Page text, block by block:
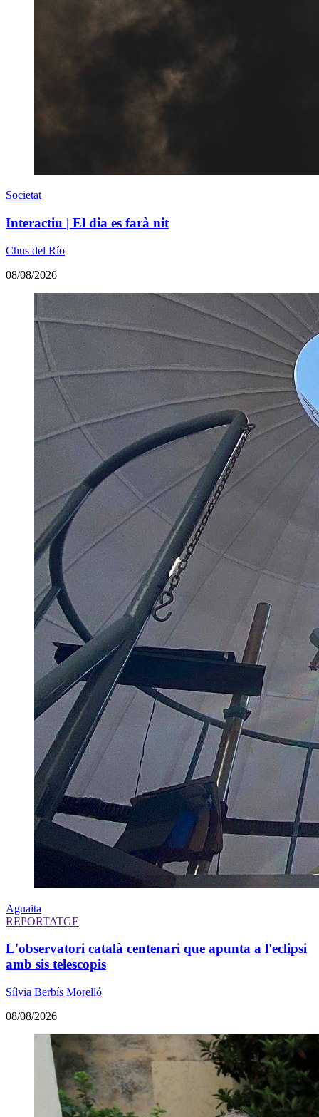
Societat
Interactiu | El dia es farà nit
Chus del Río
08/08/2026
Aguaita
REPORTATGE
L'observatori català centenari que apunta a l'eclipsi
amb sis telescopis
Sílvia Berbís Morelló
08/08/2026